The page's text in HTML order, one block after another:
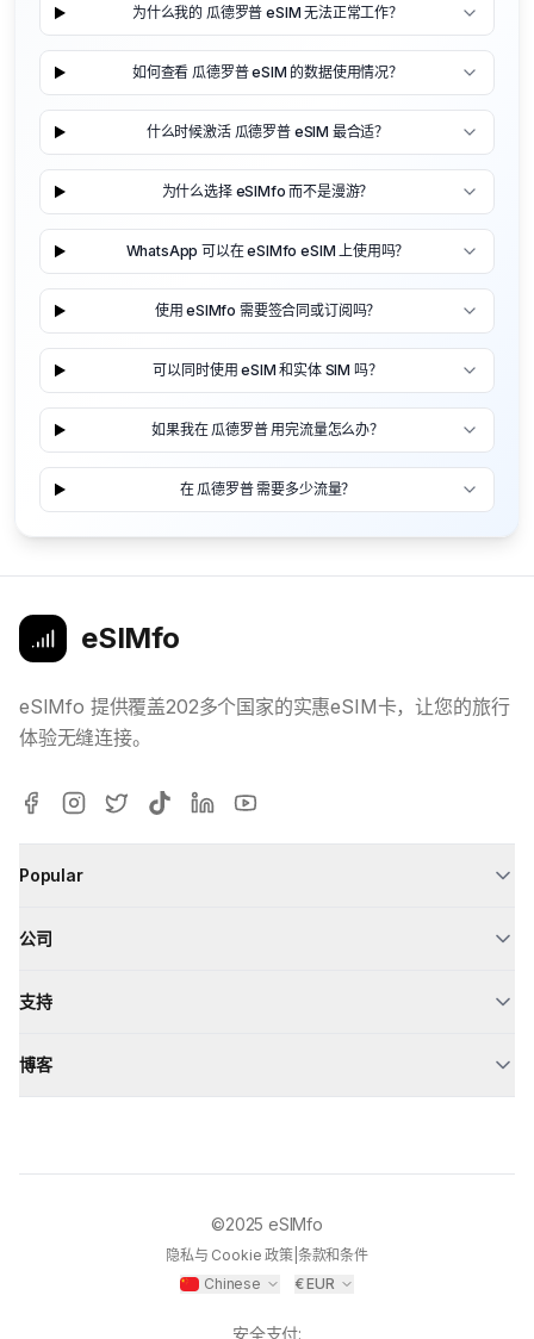
为什么我的 瓜德罗普 eSIM 无法正常工作？
如何查看 瓜德罗普 eSIM 的数据使用情况？
什么时候激活 瓜德罗普 eSIM 最合适？
为什么选择 eSIMfo 而不是漫游？
WhatsApp 可以在 eSIMfo eSIM 上使用吗？
使用 eSIMfo 需要签合同或订阅吗？
可以同时使用 eSIM 和实体 SIM 吗？
如果我在 瓜德罗普 用完流量怎么办？
在 瓜德罗普 需要多少流量？
eSIMfo
eSIMfo 提供覆盖202多个国家的实惠eSIM卡，让您的旅行
体验无缝连接。
Popular
公司
支持
博客
©2025 eSIMfo
隐私与 Cookie 政策| 条款和条件
Chinese
€EUR
安全支付: